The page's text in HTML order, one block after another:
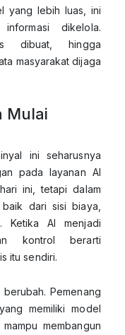
yang lebih luas, ini
dikelola.
dibuat, hingga
masyarakat dijaga
Mulai
ini seharusnya
pada layanan AI
ini, tetapi dalam
dari sisi biaya,
Ketika AI menjadi
kontrol berarti
itu sendiri.
Pemenang
memiliki model
membangun